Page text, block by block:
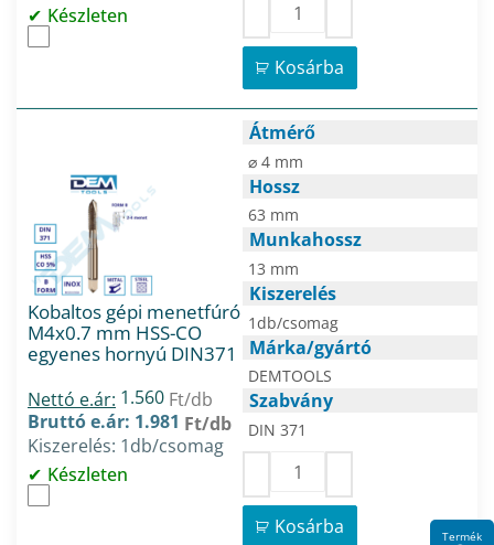
Készleten
Kosárba
Kobaltos gépi menetfúró
M4x0.7 mm HSS-CO
egyenes hornyú DIN371
Nettó e.ár: 1.560 Ft/db
Bruttó e.ár: 1.981 Ft/db
Kiszerelés: 1db/csomag
Készleten
Átmérő
⌀ 4 mm
Hossz
63 mm
Munkahossz
13 mm
Kiszerelés
1db/csomag
Márka/gyártó
DEMTOOLS
Szabvány
DIN 371
Kosárba Termék